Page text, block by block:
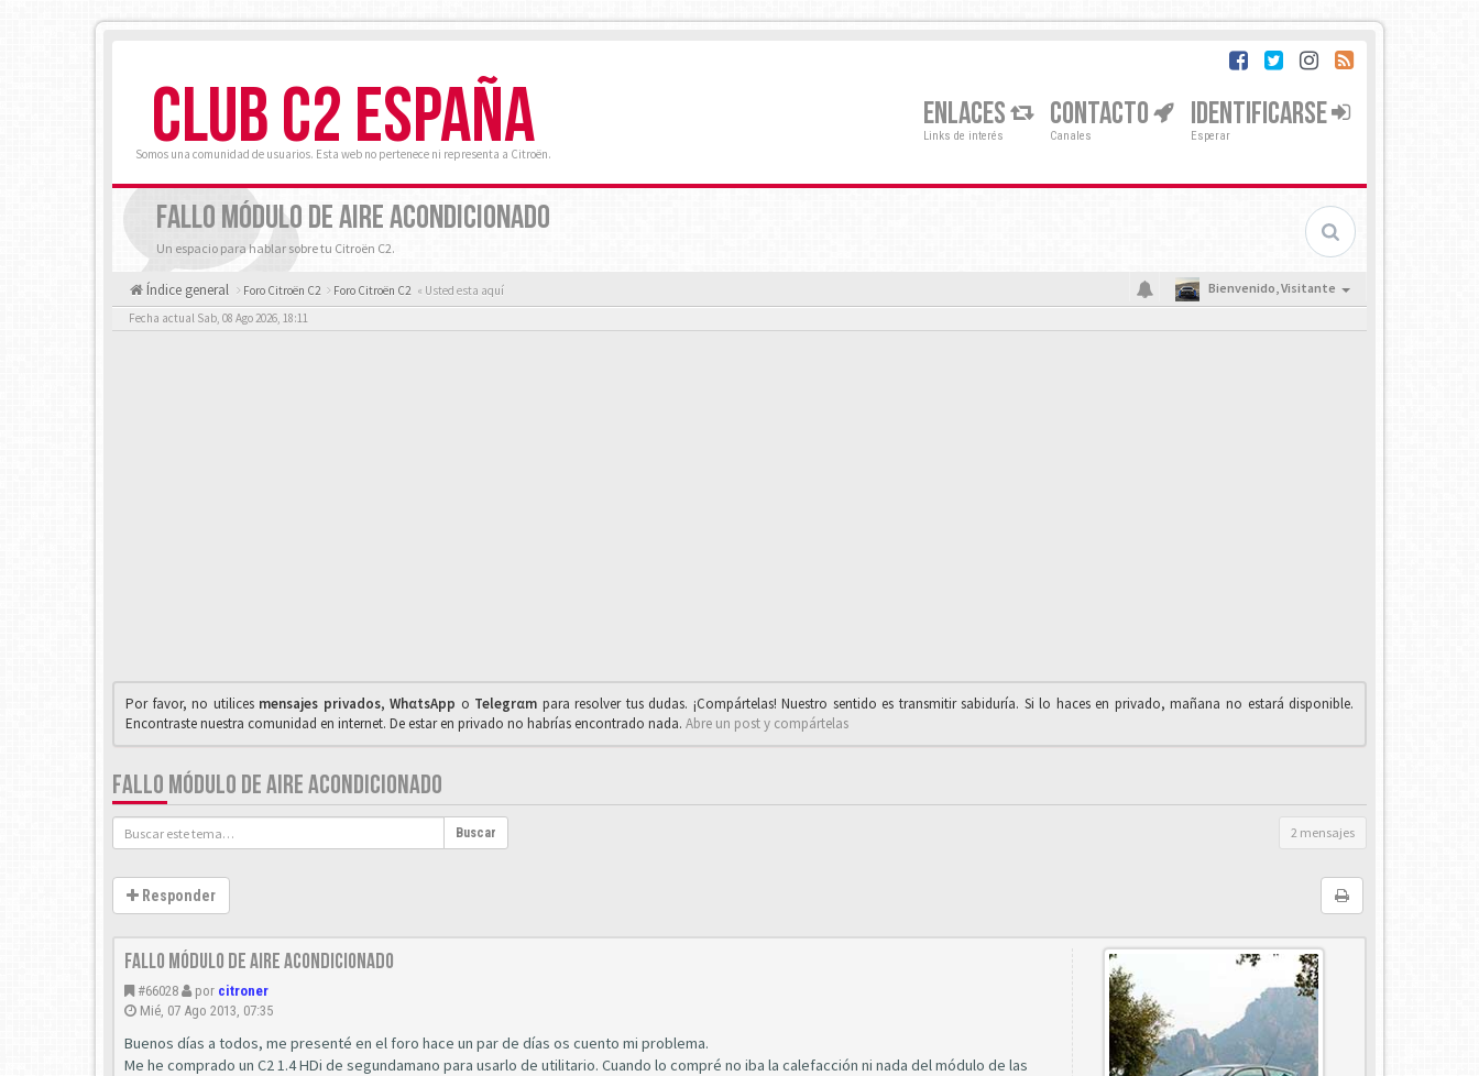
CLUB C2 ESPAÑA
Somos una comunidad de usuarios. Esta web no pertenece ni representa a Citroën.
ENLACES
Links de interés
CONTACTO
Canales
IDENTIFICARSE
Esperar
FALLO MÓDULO DE AIRE ACONDICIONADO
Un espacio para hablar sobre tu Citroën C2.
Índice general Foro Citroën C2 Foro Citroën C2 « Usted esta aquí Bienvenido,Visitante
Fecha actual Sab, 08 Ago 2026, 18:11
Por favor, no utilices mensajes privados,WhαtsApp o Telegrαm para resolver tus dudas. ¡Compártelas! Nuestro sentido es transmitir sabiduría. Si lo haces en privado, mañana no estará disponible.
Encontraste nuestra comunidad en internet. De estar en privado no habrías encontrado nada. Abre un post y compártelas
FALLO MÓDULO DE AIRE ACONDICIONADO
Buscar 2 mensajes
Responder
Fallo módulo de aire acondicionado
#66028 por citroner
Mié, 07 Ago 2013, 07:35
Buenos días a todos, me presenté en el foro hace un par de días os cuento mi problema.
Me he comprado un C2 1.4 HDi de segundamano para usarlo de utilitario. Cuando lo compré no iba la calefacción ni nada del módulo de las